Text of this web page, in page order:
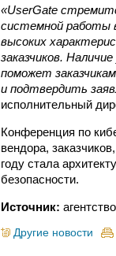
«UserGate
системной работы
высоких
заказчиков.
поможет
и подтвердить
исполнительный
Конференция по
вендора,
году стала
безопасности.
Источник:
Другие новости